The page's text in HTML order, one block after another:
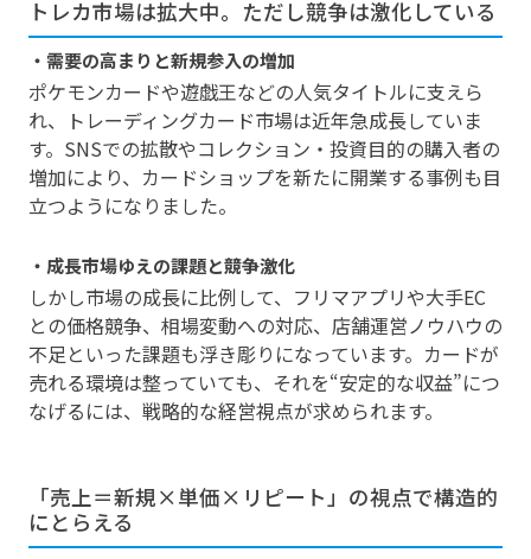
トレカ市場は拡大中。ただし競争は激化している
・需要の高まりと新規参入の増加
ポケモンカードや遊戯王などの人気タイトルに支えら
れ、トレーディングカード市場は近年急成長していま
す。SNSでの拡散やコレクション・投資目的の購入者の
増加により、カードショップを新たに開業する事例も目
立つようになりました。
・成長市場ゆえの課題と競争激化
しかし市場の成長に比例して、フリマアプリや大手EC
との価格競争、相場変動への対応、店舗運営ノウハウの
不足といった課題も浮き彫りになっています。カードが
売れる環境は整っていても、それを“安定的な収益”につ
なげるには、戦略的な経営視点が求められます。
「売上＝新規×単価×リピート」の視点で構造的
にとらえる